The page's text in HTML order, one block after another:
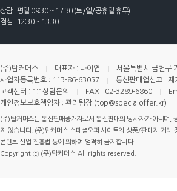
상담 : 평일 09:30 ~ 17:30 (토/일/공휴일 휴무)
점심 : 12:30 ~ 13:30
(주)탑커머스 대표자 : 나이엽
서울특별시 금천구
사업자등록번호 : 113-86-63057
통신판매업신고 :
고객센터 : 1:1상담문의
FAX : 02-3289-6860
개인정보보호책임자 : 관리팀장 (top@specialoffer.kr)
(주)탑커머스는 통신판매중개자로서 통신판매의 당사자가 아니며,
지 않습니다. (주)탑커머스 스페셜오퍼 사이트의 상품/판매자 거
콘텐츠 산업 진흥법 등에 의하여 엄격히 금지합니다.
Copyright ⓒ (주)탑커머스 All rights reserved.